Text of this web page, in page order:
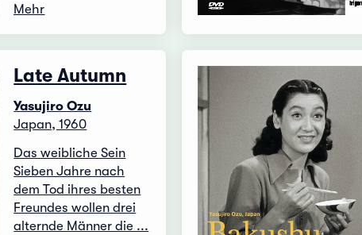
Mehr
Late Autumn
Yasujiro Ozu
Japan, 1960
Das weibliche Sein
Sieben Jahre nach
dem Tod ihres besten
Freundes wollen drei
alternde Männer die ...